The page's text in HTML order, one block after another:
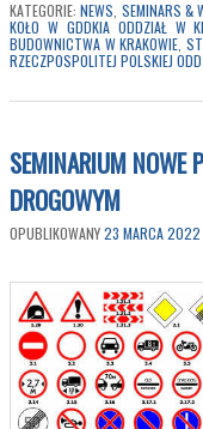
KATEGORIE: NEWS SEMINARS &
KOŁO W GDDKIA ODDZIAŁ W
BUDOWNICTWA W KRAKOWIE
RZECZPOSPOLITEJ POLSKIEJ
SEMINARIUM NOWE
DROGOWYM
OPUBLIKOWANY23 MARCA 2022